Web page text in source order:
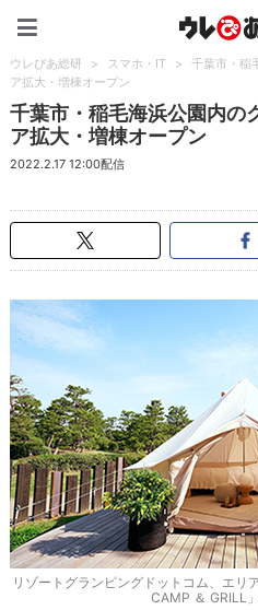
ウレぴあ総研 > スマホ・IT >
千葉市・稲
ア拡大・増棟オープン
千葉市・稲毛海浜公園内の
ア拡大・増棟オープン
2022.2.17 12:00配信
リゾートグランピングドットコム、エ
CAMP ＆ GRILL